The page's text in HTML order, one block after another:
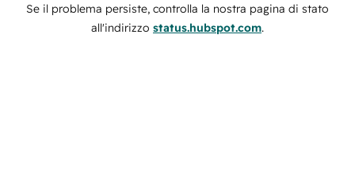
Se il problema persiste, controlla la nostra pagina di stato
all'indirizzo status.hubspot.com.